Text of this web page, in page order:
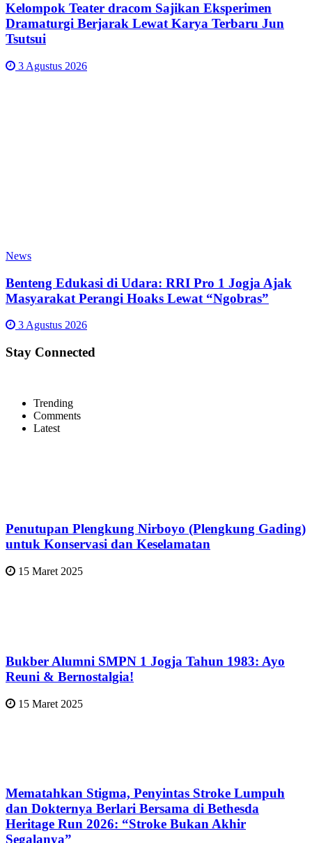
Kelompok Teater dracom Sajikan Eksperimen
Dramaturgi Berjarak Lewat Karya Terbaru Jun
Tsutsui
3 Agustus 2026
News
Benteng Edukasi di Udara: RRI Pro 1 Jogja Ajak
Masyarakat Perangi Hoaks Lewat “Ngobras”
3 Agustus 2026
Stay Connected
Trending
Comments
Latest
Penutupan Plengkung Nirboyo (Plengkung Gading)
untuk Konservasi dan Keselamatan
15 Maret 2025
Bukber Alumni SMPN 1 Jogja Tahun 1983: Ayo
Reuni & Bernostalgia!
15 Maret 2025
Mematahkan Stigma, Penyintas Stroke Lumpuh
dan Dokternya Berlari Bersama di Bethesda
Heritage Run 2026: “Stroke Bukan Akhir
Segalanya”